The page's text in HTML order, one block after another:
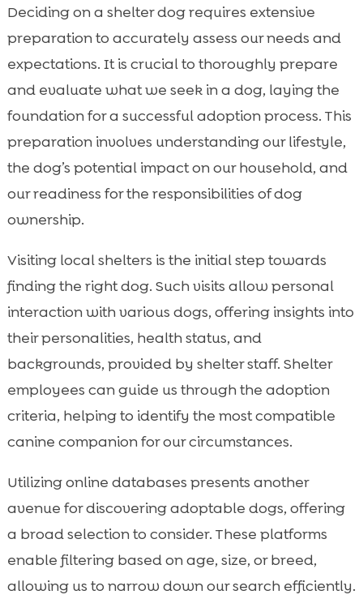
Deciding on a shelter dog requires extensive
preparation to accurately assess our needs and
expectations. It is crucial to thoroughly prepare
and evaluate what we seek in a dog, laying the
foundation for a successful adoption process. This
preparation involves understanding our lifestyle,
the dog’s potential impact on our household, and
our readiness for the responsibilities of dog
ownership.
Visiting local shelters is the initial step towards
finding the right dog. Such visits allow personal
interaction with various dogs, offering insights into
their personalities, health status, and
backgrounds, provided by shelter staff. Shelter
employees can guide us through the adoption
criteria, helping to identify the most compatible
canine companion for our circumstances.
Utilizing online databases presents another
avenue for discovering adoptable dogs, offering
a broad selection to consider. These platforms
enable filtering based on age, size, or breed,
allowing us to narrow down our search efficiently.